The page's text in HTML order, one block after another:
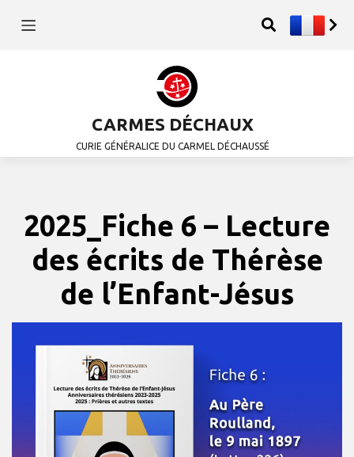
CARMES DÉCHAUX
CURIE GÉNÉRALICE DU CARMEL DÉCHAUSSÉ
2025_Fiche 6 – Lecture
des écrits de Thérèse
de l’Enfant-Jésus